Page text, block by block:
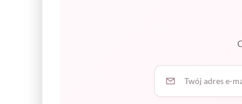
Twój adres e-mail